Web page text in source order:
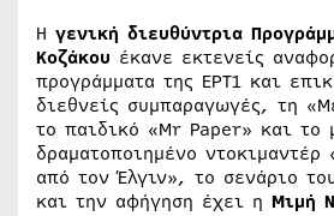
Η γενική διευθύντρια
Κοζάκου έκανε εκτενείς
προγράμματα της ΕΡΤ1 και
διεθνείς συμπαραγωγές, τη
το παιδικό «Mr Paper» και το
δραματοποιημένο
από τον Έλγιν», το σενάριο
και την αφήγηση έχει η Μιμή